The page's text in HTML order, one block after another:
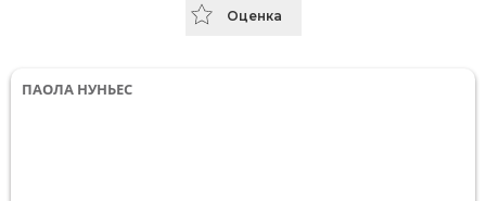
Оценка
ПАОЛА НУНЬЕС